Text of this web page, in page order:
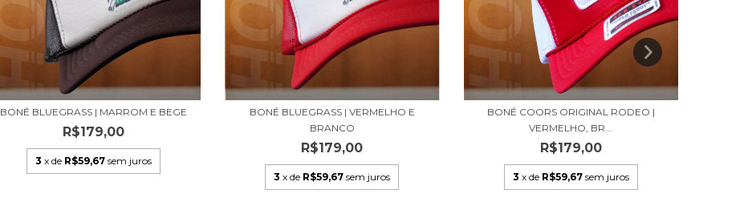
BONÉ BLUEGRASS | MARROM E BEGE
R$179,00
3 x de R$59,67 sem juros
BONÉ BLUEGRASS | VERMELHO E
BRANCO
R$179,00
3 x de R$59,67 sem juros
BONÉ COORS ORIGINAL RODEO |
VERMELHO, BR...
R$179,00
3 x de R$59,67 sem juros